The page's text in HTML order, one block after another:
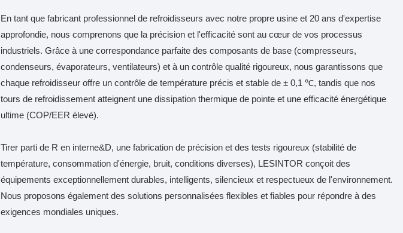
En tant que fabricant professionnel de refroidisseurs avec notre propre usine et 20 ans d'expertise
approfondie, nous comprenons que la précision et l'efficacité sont au cœur de vos processus
industriels. Grâce à une correspondance parfaite des composants de base (compresseurs,
condenseurs, évaporateurs, ventilateurs) et à un contrôle qualité rigoureux, nous garantissons que
chaque refroidisseur offre un contrôle de température précis et stable de ± 0,1 ℃, tandis que nos
tours de refroidissement atteignent une dissipation thermique de pointe et une efficacité énergétique
ultime (COP/EER élevé).
Tirer parti de R en interne&D, une fabrication de précision et des tests rigoureux (stabilité de
température, consommation d'énergie, bruit, conditions diverses), LESINTOR conçoit des
équipements exceptionnellement durables, intelligents, silencieux et respectueux de l'environnement.
Nous proposons également des solutions personnalisées flexibles et fiables pour répondre à des
exigences mondiales uniques.